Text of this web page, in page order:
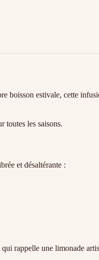
boisson estivale, cette
toutes les saisons.
et désaltérante :
qui rappelle une limonade